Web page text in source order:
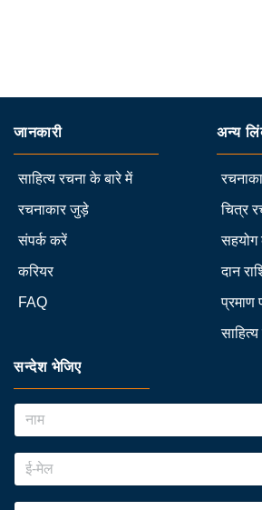
जानकारी
साहित्य रचना के बारे में
रचनाकार जुड़े
संपर्क करें
करियर
FAQ
अन्य
चित्र
सहयोग
दान
प्रमाण
सन्देश भेजिए